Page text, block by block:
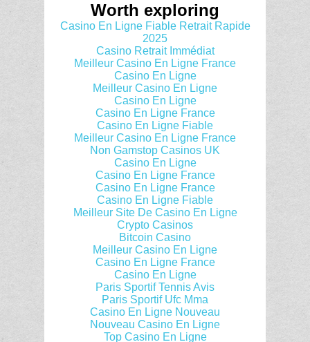
Worth exploring
Casino En Ligne Fiable Retrait Rapide
2025
Casino Retrait Immédiat
Meilleur Casino En Ligne France
Casino En Ligne
Meilleur Casino En Ligne
Casino En Ligne
Casino En Ligne France
Casino En Ligne Fiable
Meilleur Casino En Ligne France
Non Gamstop Casinos UK
Casino En Ligne
Casino En Ligne France
Casino En Ligne France
Casino En Ligne Fiable
Meilleur Site De Casino En Ligne
Crypto Casinos
Bitcoin Casino
Meilleur Casino En Ligne
Casino En Ligne France
Casino En Ligne
Paris Sportif Tennis Avis
Paris Sportif Ufc Mma
Casino En Ligne Nouveau
Nouveau Casino En Ligne
Top Casino En Ligne